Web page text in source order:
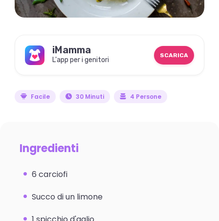
iMamma
L'app per i genitori
SCARICA
Facile 30 Minuti 4 Persone
Ingredienti
6 carciofi
Succo di un limone